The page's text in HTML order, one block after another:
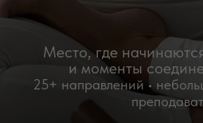
Место, где
и моменты
25+ направлений •